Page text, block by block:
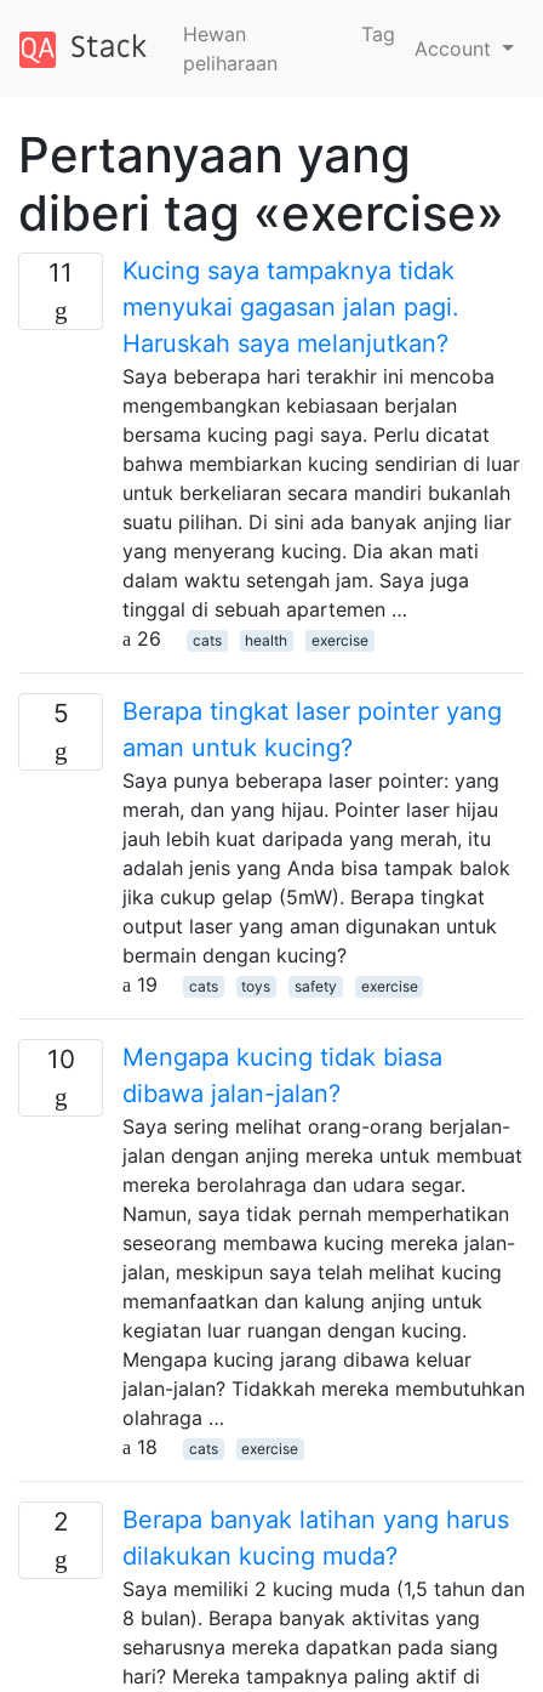
Hewan
peliharaan
Tag
Account
Pertanyaan yang
diberi tag «exercise»
11
Kucing saya tampaknya tidak
menyukai gagasan jalan pagi.
Haruskah saya melanjutkan?
Saya beberapa hari terakhir ini mencoba
mengembangkan kebiasaan berjalan
bersama kucing pagi saya. Perlu dicatat
bahwa membiarkan kucing sendirian di luar
untuk berkeliaran secara mandiri bukanlah
suatu pilihan. Di sini ada banyak anjing liar
yang menyerang kucing. Dia akan mati
dalam waktu setengah jam. Saya juga
tinggal di sebuah apartemen …
26
cats health exercise
5
Berapa tingkat laser pointer yang
aman untuk kucing?
Saya punya beberapa laser pointer: yang
merah, dan yang hijau. Pointer laser hijau
jauh lebih kuat daripada yang merah, itu
adalah jenis yang Anda bisa tampak balok
jika cukup gelap (5mW). Berapa tingkat
output laser yang aman digunakan untuk
bermain dengan kucing?
19
cats toys safety exercise
10
Mengapa kucing tidak biasa
dibawa jalan-jalan?
Saya sering melihat orang-orang berjalan-
jalan dengan anjing mereka untuk membuat
mereka berolahraga dan udara segar.
Namun, saya tidak pernah memperhatikan
seseorang membawa kucing mereka jalan-
jalan, meskipun saya telah melihat kucing
memanfaatkan dan kalung anjing untuk
kegiatan luar ruangan dengan kucing.
Mengapa kucing jarang dibawa keluar
jalan-jalan? Tidakkah mereka membutuhkan
olahraga …
18
cats exercise
2
Berapa banyak latihan yang harus
dilakukan kucing muda?
Saya memiliki 2 kucing muda (1,5 tahun dan
8 bulan). Berapa banyak aktivitas yang
seharusnya mereka dapatkan pada siang
hari? Mereka tampaknya paling aktif di